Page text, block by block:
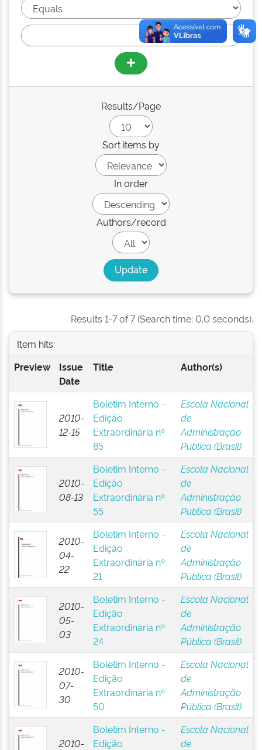
Results/Page
Sort items by
In order
Authors/record
Results 1-7 of 7 (Search time: 0.0 seconds).
Item hits:
Preview
Issue
Date
Title Author(s)
2010-
12-15
Boletim Interno -
Edição
Extraordinária nº
85
Escola Nacional
de
Administração
Pública (Brasil)
2010-
08-13
Boletim Interno -
Edição
Extraordinária nº
55
Escola Nacional
de
Administração
Pública (Brasil)
2010-
04-
22
Boletim Interno -
Edição
Extraordinária nº
21
Escola Nacional
de
Administração
Pública (Brasil)
2010-
05-
03
Boletim Interno -
Edição
Extraordinária nº
24
Escola Nacional
de
Administração
Pública (Brasil)
2010-
07-
30
Boletim Interno -
Edição
Extraordinária nº
50
Escola Nacional
de
Administração
Pública (Brasil)
2010-
Boletim Interno -
Edição
Escola Nacional
de